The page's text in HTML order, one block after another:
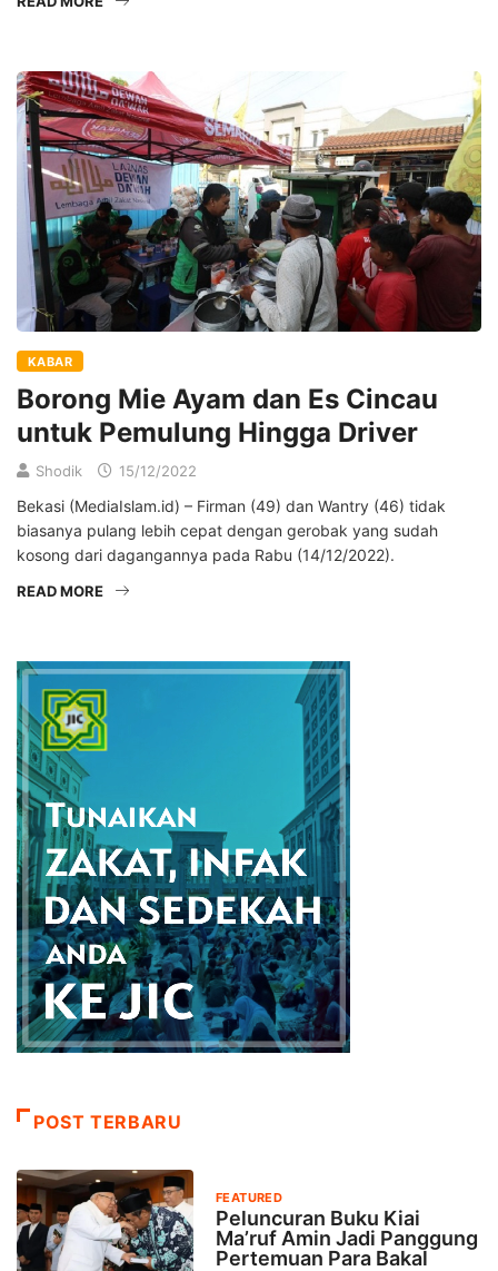
KABAR
Borong Mie Ayam dan Es Cincau
untuk Pemulung Hingga Driver
Shodik 15/12/2022
Bekasi (MediaIslam.id) – Firman (49) dan Wantry (46) tidak
biasanya pulang lebih cepat dengan gerobak yang sudah
kosong dari dagangannya pada Rabu (14/12/2022).
READ MORE
POST TERBARU
FEATURED
Peluncuran Buku Kiai
Ma’ruf Amin Jadi Panggung
Pertemuan Para Bakal